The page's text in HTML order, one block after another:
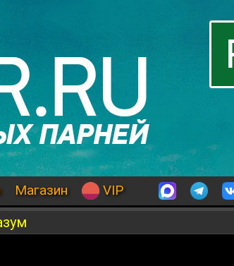
Магазин VIP